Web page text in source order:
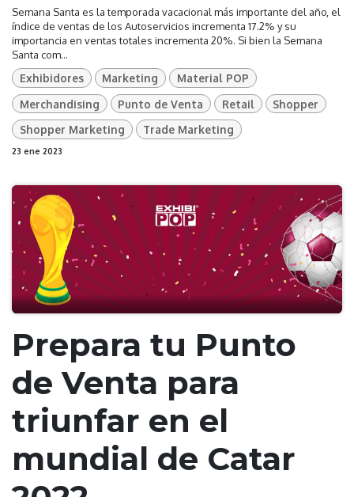
Semana Santa es la temporada vacacional más importante del año, el
índice de ventas de los Autoservicios incrementa 17.2% y su
importancia en ventas totales incrementa 20%. Si bien la Semana
Santa com...
Exhibidores Marketing
Material POP
Merchandising
Punto de Venta Retail
Shopper
Shopper Marketing
Trade Marketing
23 ene 2023
Prepara tu Punto
de Venta para
triunfar en el
mundial de Catar